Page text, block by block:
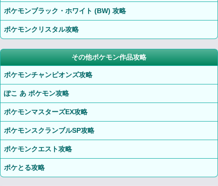
ポケモンブラック・ホワイト (BW) 攻略
ポケモンクリスタル攻略
その他ポケモン作品攻略
ポケモンチャンピオンズ攻略
ぽこ あ ポケモン攻略
ポケモンマスターズEX攻略
ポケモンスクランブルSP攻略
ポケモンクエスト攻略
ポケとる攻略